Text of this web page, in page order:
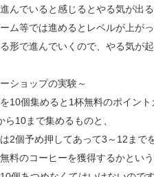
んでいると感じるとやる気が出
ム等では進めるとレベルが上が
形で進んでいくので、やる気が
ショップの実験～
10個集めると1杯無料のポイント
ら10まで集めるものと、
2個予め押してあって3～12まで
料のコーヒーを獲得するかという